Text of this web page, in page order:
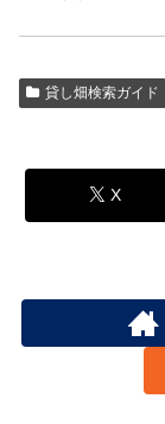
貸し畑検索ガイド
X